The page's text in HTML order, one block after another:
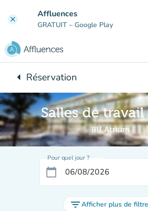
clear Affluences
GRATUIT – Google Play
arrow_leftRetour à :
Réservation
Salles de travail
BU Atrium
Pour quel jour ?
calendar_today
filter_listAfficher plus de